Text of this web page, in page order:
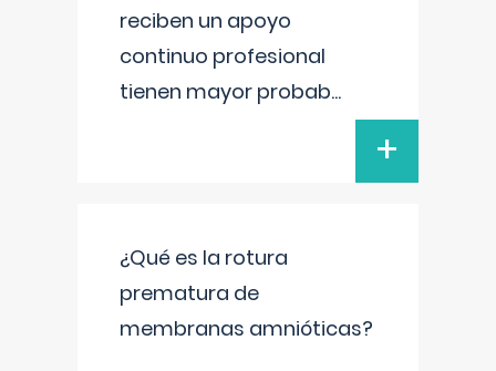
reciben un apoyo
continuo profesional
tienen mayor probab...
+
¿Qué es la rotura
prematura de
membranas amnióticas?